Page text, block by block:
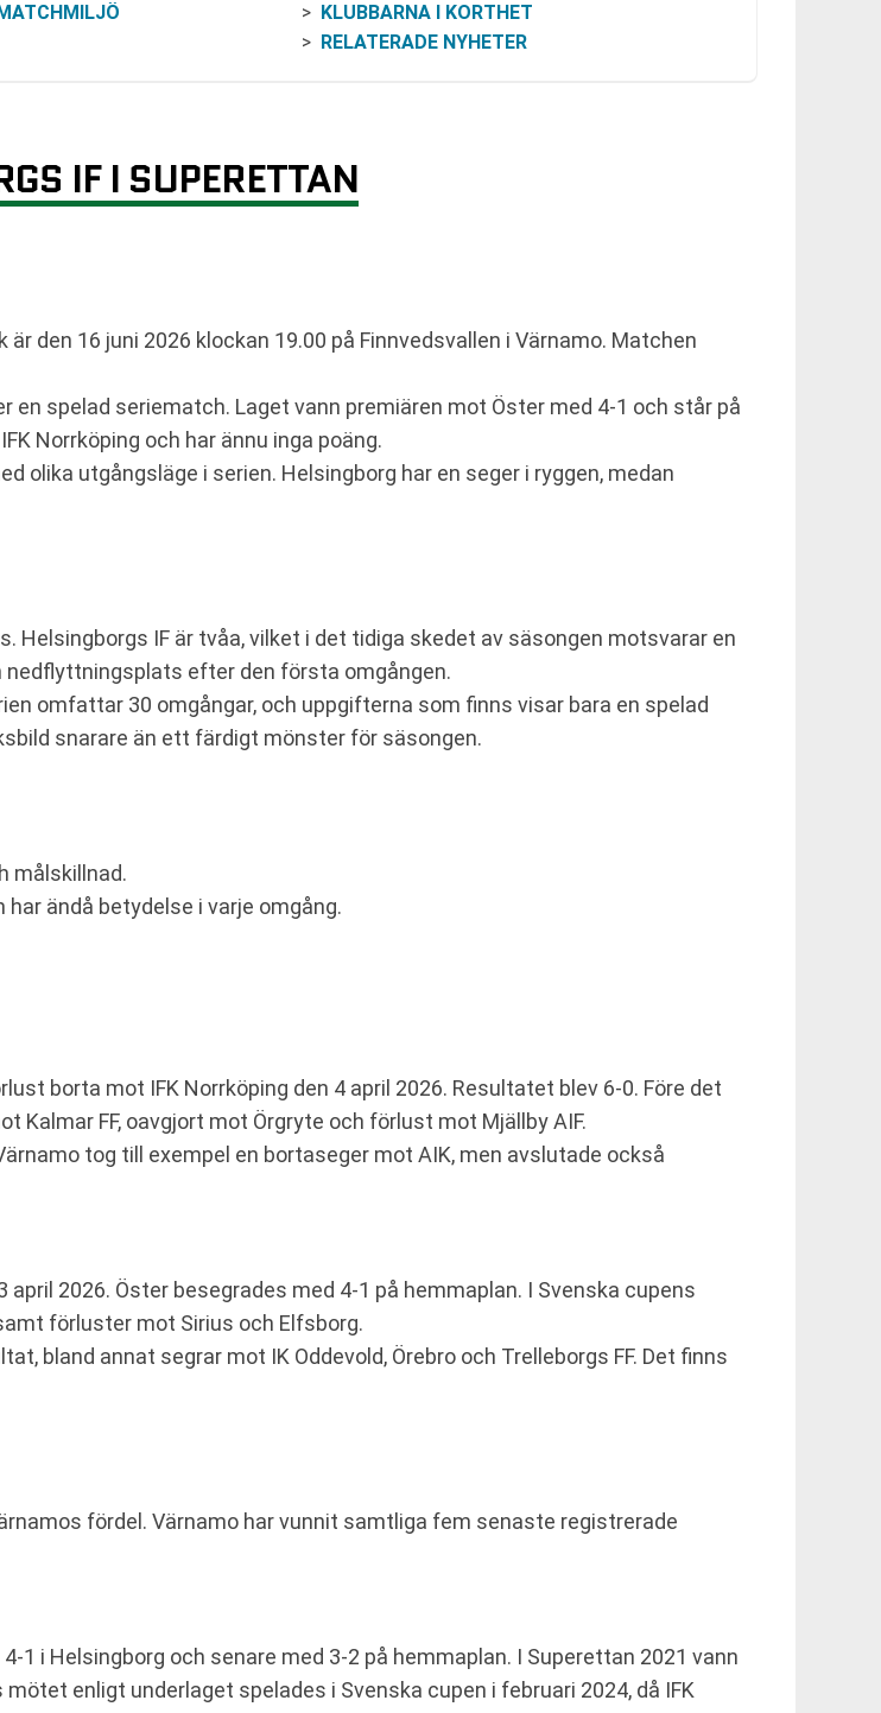
KLUBBARNA I KORTHET
RELATERADE NYHETER
IF I SUPERETTAN
den 16 juni 2026 klockan 19.00 på Finnvedsvallen i Värnamo. Matchen
spelad seriematch. Laget vann premiären mot Öster med 4-1 och står på
Norrköping och har ännu inga poäng.
olika utgångsläge i serien. Helsingborg har en seger i ryggen, medan
Helsingborgs IF är tvåa, vilket i det tidiga skedet av säsongen motsvarar en
nedflyttningsplats efter den första omgången.
omfattar 30 omgångar, och uppgifterna som finns visar bara en spelad
snarare än ett färdigt mönster för säsongen.
målskillnad.
ändå betydelse i varje omgång.
borta mot IFK Norrköping den 4 april 2026. Resultatet blev 6-0. Före det
Kalmar FF, oavgjort mot Örgryte och förlust mot Mjällby AIF.
tog till exempel en bortaseger mot AIK, men avslutade också
2026. Öster besegrades med 4-1 på hemmaplan. I Svenska cupens
förluster mot Sirius och Elfsborg.
bland annat segrar mot IK Oddevold, Örebro och Trelleborgs FF. Det finns
fördel. Värnamo har vunnit samtliga fem senaste registrerade
1 i Helsingborg och senare med 3-2 på hemmaplan. I Superettan 2021 vann
enligt underlaget spelades i Svenska cupen i februari 2024, då IFK